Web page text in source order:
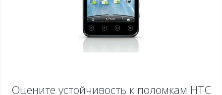
Оцените устойчивость к поломкам HTC